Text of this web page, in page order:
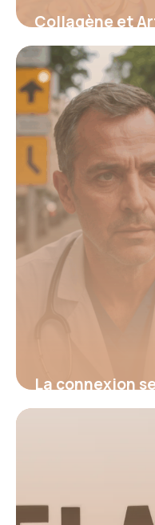
Collagène et
Prouvés 2026
16 juin 2026
La connexion
hypertension
16 juin 2026